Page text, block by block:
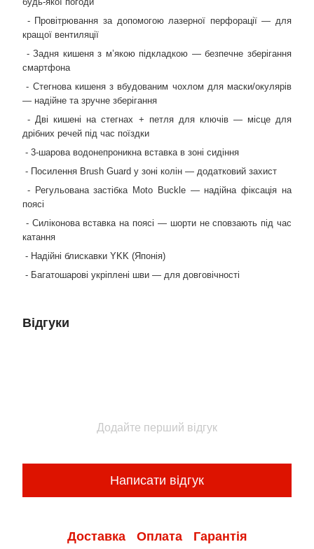
- Провітрювання за допомогою лазерної перфорації — для
кращої вентиляції
- Задня кишеня з м’якою підкладкою — безпечне зберігання
смартфона
- Стегнова кишеня з вбудованим чохлом для маски/окулярів
— надійне та зручне зберігання
- Дві кишені на стегнах + петля для ключів — місце для
дрібних речей під час поїздки
- 3-шарова водонепроникна вставка в зоні сидіння
- Посилення Brush Guard у зоні колін — додатковий захист
- Регульована застібка Moto Buckle — надійна фіксація на
поясі
- Силіконова вставка на поясі — шорти не сповзають під час
катання
- Надійні блискавки YKK (Японія)
- Багатошарові укріплені шви — для довговічності
Відгуки
Додайте перший відгук
Написати відгук
Доставка Оплата Гарантія